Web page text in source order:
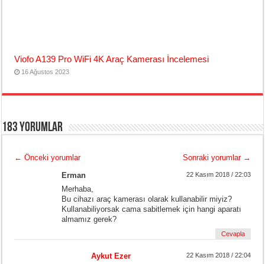
Viofo A139 Pro WiFi 4K Araç Kamerası İncelemesi
16 Ağustos 2023
183 yorumlar
← Önceki yorumlar Sonraki yorumlar →
Erman
22 Kasım 2018 / 22:03
Merhaba,
Bu cihazı araç kamerası olarak kullanabilir miyiz?
Kullanabiliyorsak cama sabitlemek için hangi aparatı
almamız gerek?
Cevapla
Aykut Ezer 22 Kasım 2018 / 22:04